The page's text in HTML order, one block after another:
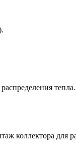
коллектора